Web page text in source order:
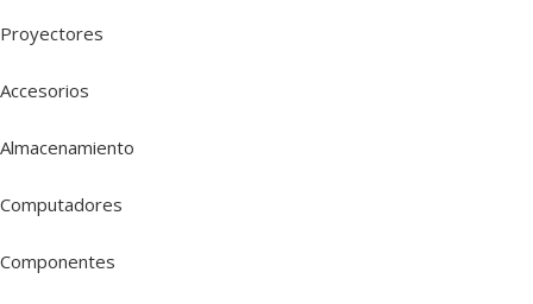
Proyectores
Accesorios
Almacenamiento
Computadores
Componentes